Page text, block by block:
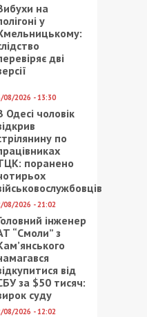
на
у
дві
08/2026 - 13:30
Одесі чоловік
по
поранено
08/2026 - 21:02
інженер
“Смоли” з
від
за $50 тисяч:
суду
08/2026 - 12:02